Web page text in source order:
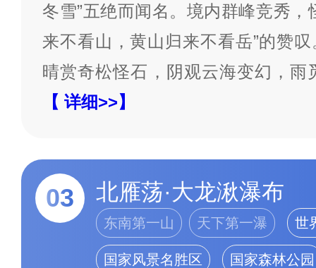
冬雪”五绝而闻名。境内群峰竞秀，
来不看山，黄山归来不看岳”的赞
晴赏奇松怪石，阴观云海变幻，雨
【 详细>>】
03 北雁荡·大龙湫瀑布
东南第一山 天下第一瀑 世
国家风景名胜区 国家森林公园